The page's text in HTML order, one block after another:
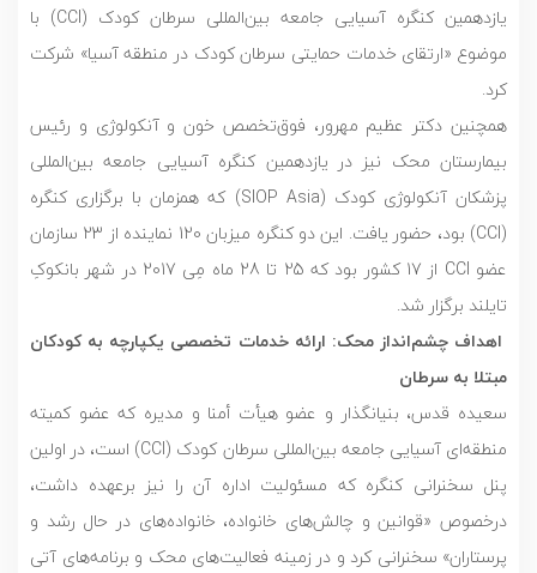
یازدهمین کنگره آسیایی جامعه بین‌المللی سرطان کودک (CCI) با
موضوع «ارتقای خدمات حمایتی سرطان کودک در منطقه آسیا» شرکت
کرد.
همچنین دکتر عظیم مهرور، فوق‌تخصص خون و آنکولوژی و رئیس
بیمارستان محک نیز در یازدهمین کنگره آسیایی جامعه بین‌المللی
پزشکان آنکولوژی کودک (SIOP Asia) که همزمان با برگزاری کنگره
(CCI) بود، حضور یافت. این دو کنگره میزبان 120 نماینده از 23 سازمان
عضو CCI از 17 کشور بود که 25 تا 28 ماه مِی 2017 در شهر بانکوکِ
تایلند برگزار شد.
اهداف چشم‌انداز محک: ارائه خدمات تخصصی یکپارچه به کودکان
مبتلا به سرطان
سعیده قدس، بنیانگذار و عضو هیأت أمنا و مدیره که عضو کمیته
منطقه‌ای آسیایی جامعه بین‌المللی سرطان کودک (CCI) است، در اولین
پنل سخنرانی کنگره که مسئولیت اداره آن را نیز برعهده داشت،
درخصوص «قوانین و چالش‌های خانواده‌، خانواده‌های در حال رشد و
پرستاران» سخنرانی کرد و در زمینه فعالیت‌های محک و برنامه‌های آتی